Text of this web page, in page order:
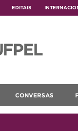
EDITAIS
CONVERSAS